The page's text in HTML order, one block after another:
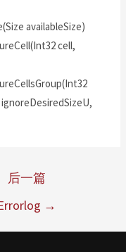
availableSize)
cell,
后一篇
→